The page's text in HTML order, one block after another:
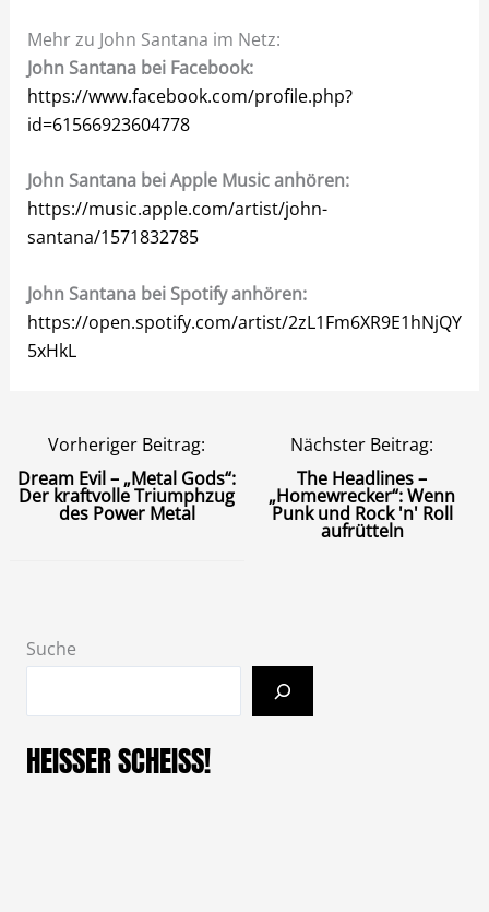
Mehr zu John Santana im Netz:
John Santana bei Facebook:
https://www.facebook.com/profile.php?
id=61566923604778
John Santana bei Apple Music anhören:
https://music.apple.com/artist/john-
santana/1571832785
John Santana bei Spotify anhören:
https://open.spotify.com/artist/2zL1Fm6XR9E1hNjQY
5xHkL
Vorheriger Beitrag:
Dream Evil – „Metal Gods“:
Der kraftvolle Triumphzug
des Power Metal
Nächster Beitrag:
The Headlines –
„Homewrecker“: Wenn
Punk und Rock 'n' Roll
aufrütteln
Suche
HEISSER SCHEISS!